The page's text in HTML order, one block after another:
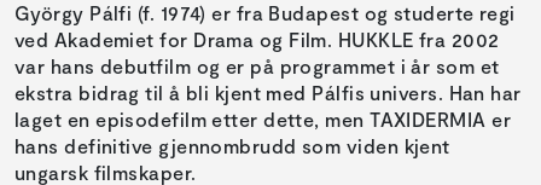
György Pálfi (f. 1974) er fra Budapest og studerte regi
ved Akademiet for Drama og Film. HUKKLE fra 2002
var hans debutfilm og er på programmet i år som et
ekstra bidrag til å bli kjent med Pálfis univers. Han har
laget en episodefilm etter dette, men TAXIDERMIA er
hans definitive gjennombrudd som viden kjent
ungarsk filmskaper.